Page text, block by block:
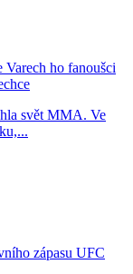
ho fanoušci
svět MMA. Ve
zápasu UFC